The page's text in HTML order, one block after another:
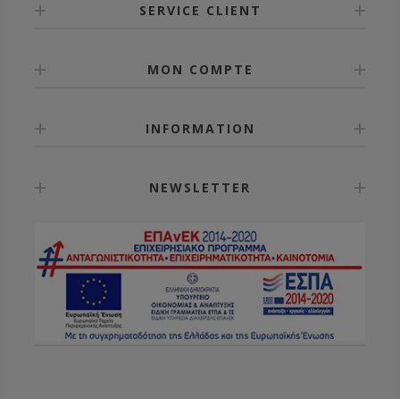
SERVICE CLIENT
MON COMPTE
INFORMATION
NEWSLETTER